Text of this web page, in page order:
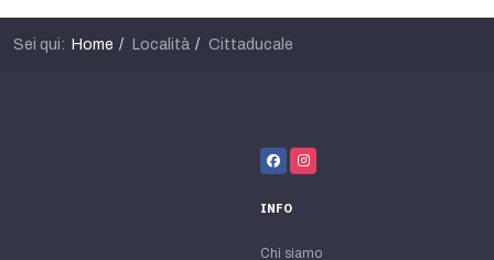
Sei qui: Home Località Cittaducale
INFO
Chi siamo